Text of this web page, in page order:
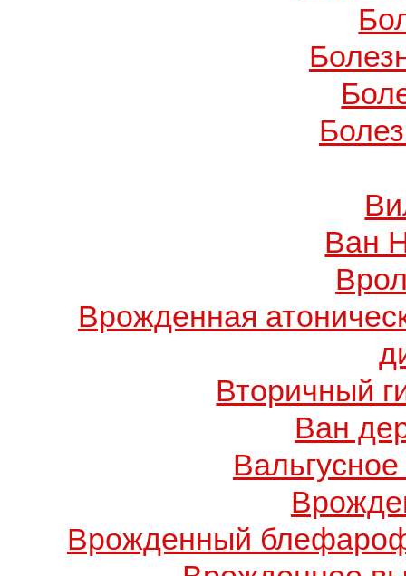
Ван
Врожденная
Вторичный
Ван
Врожденный